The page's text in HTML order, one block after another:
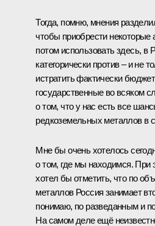
Тогда, помню, мнения
чтобы приобрести некоторые
потом использовать здесь, в
категорически против – и не
истратить фактически
государственные во всяком
о том, что у нас есть все
редкоземельных металлов в
Мне бы очень хотелось
о том, где мы находимся. При
хотел бы отметить, что по
металлов Россия занимает
понимаю, по разведанным и
На самом деле ещё